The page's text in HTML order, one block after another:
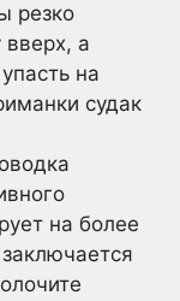
резко
а
на
судак
на более